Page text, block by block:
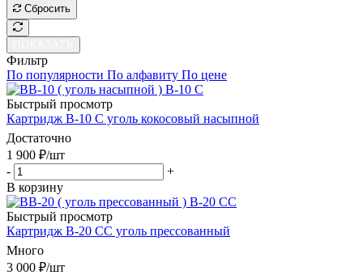
Сбросить
Фильтр
По популярности По алфавиту По цене
Быстрый просмотр
Картридж В-10 C уголь кокосовый насыпной
Достаточно
1 900 ₽/шт
-
+
В корзину
Быстрый просмотр
Картридж В-20 СС уголь прессованный
Много
3 000 ₽/шт